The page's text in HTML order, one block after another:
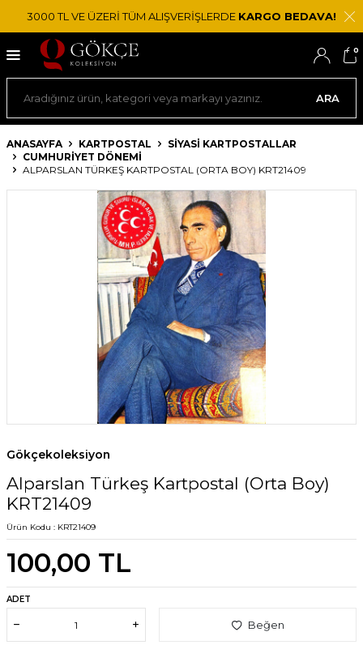
3000 TL VE ÜZERİ TÜM ALIŞVERİŞLERDE KARGO BEDAVA!
ARA
0
ANASAYFA KARTPOSTAL
SIYASI KARTPOSTALLAR
CUMHURIYET DÖNEMI
ALPARSLAN TÜRKEŞ KARTPOSTAL (ORTA BOY) KRT21409
Gökçekoleksiyon
Alparslan Türkeş Kartpostal (Orta Boy)
KRT21409
Ürün Kodu : KRT21409
100,00 TL
ADET
Beğen